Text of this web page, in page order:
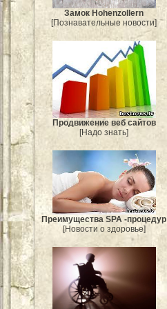
Замок Hohenzollern
[Познавательные новости]
Продвижение веб сайтов
[Надо знать]
Преимущества SPA -процедур
[Новости о здоровье]